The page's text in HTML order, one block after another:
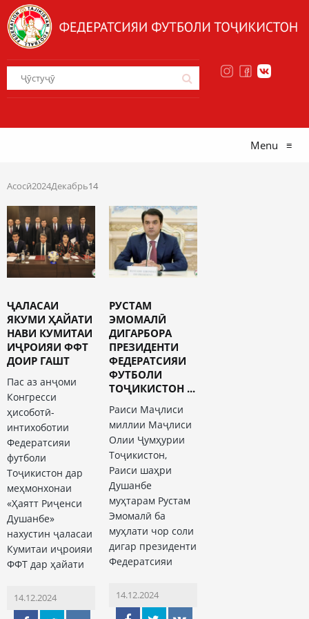
Menu ≡
Асосӣ2024Декабрь14
ҶАЛАСАИ
ЯКУМИ ҲАЙАТИ
НАВИ КУМИТАИ
ИҶРОИЯИ ФФТ
ДОИР ГАШТ
Пас аз анҷоми
Конгресси
ҳисоботӣ-
интихоботии
Федератсияи
футболи
Тоҷикистон дар
меҳмонхонаи
«Ҳаятт Риҷенси
Душанбе»
нахустин ҷаласаи
Кумитаи иҷроияи
ФФТ дар ҳайати
14.12.2024
РУСТАМ
ЭМОМАЛӢ
ДИГАРБОРА
ПРЕЗИДЕНТИ
ФЕДЕРАТСИЯИ
ФУТБОЛИ
ТОҶИКИСТОН ...
Раиси Маҷлиси
миллии Маҷлиси
Олии Ҷумҳурии
Тоҷикистон,
Раиси шаҳри
Душанбе
муҳтарам Рустам
Эмомалӣ ба
муҳлати чор соли
дигар президенти
Федератсияи
14.12.2024